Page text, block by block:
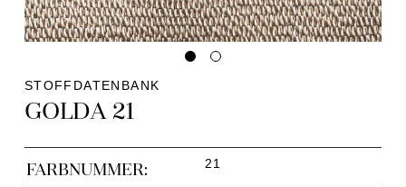
STOFFDATENBANK
GOLDA 21
FARBNUMMER: 21